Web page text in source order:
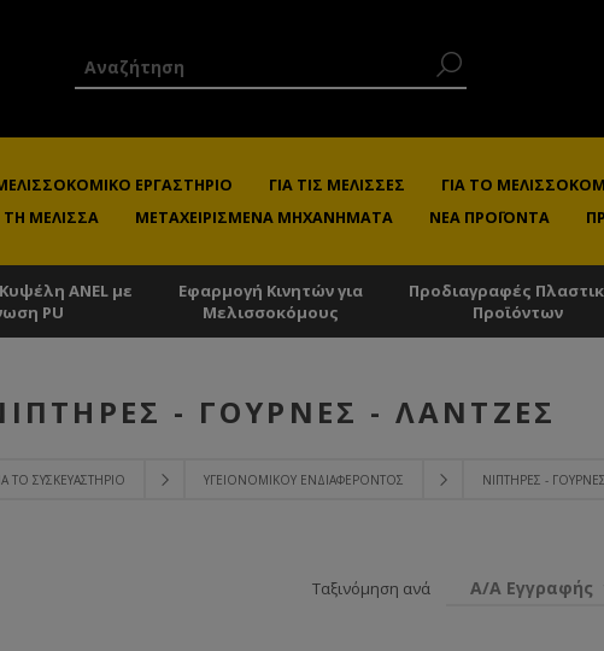
ΕΡΓΑΣΤΉΡΙΟ ΓΙΑ ΤΙΣ ΜΈΛΙΣΣΕΣ ΓΙΑ ΤΟ
ΜΈΛΙΣΣΑ
ΜΕΤΑΧΕΙΡΙΣΜΈΝΑ ΜΗΧΑΝΉΜΑΤΑ ΝΈΑ ΠΡΟΪΌΝΤΑ
ANEL με
PU
Εφαρμογή Κινητών για
Μελισσοκόμους
Προδιαγραφές
Προϊόντων
ΤΟ ΣΥΣΚΕΥΑΣΤΉΡΙΟ ΥΓΕΙΟΝΟΜΙΚΟΎ ΕΝΔΙΑΦΈΡΟΝΤΟΣ ΝΙΠΤΉΡΕΣ -
- ΓΟΎΡΝΕΣ - ΛΆΝΤΖΕΣ
Ταξινόμηση ανά Α/Α Εγγραφής